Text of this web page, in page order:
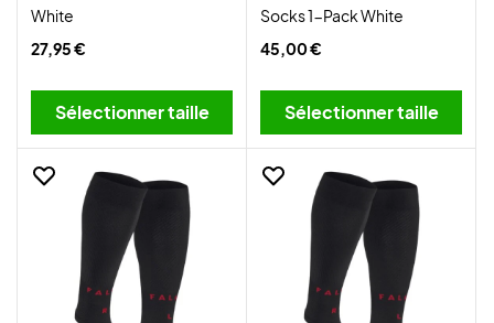
White
27,95 €
Sélectionner taille
Socks 1-Pack White
45,00 €
Sélectionner taille